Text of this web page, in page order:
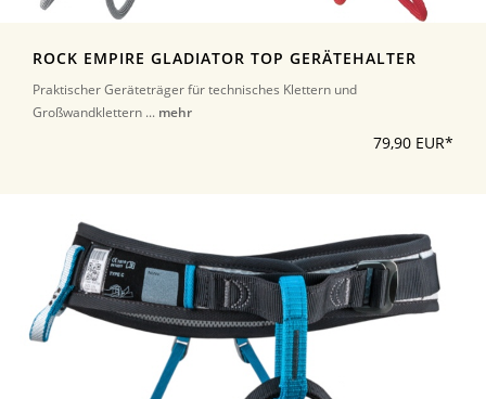
ROCK EMPIRE GLADIATOR TOP GERÄTEHALTER
Praktischer Geräteträger für technisches Klettern und
Großwandklettern ... mehr
79,90 EUR*